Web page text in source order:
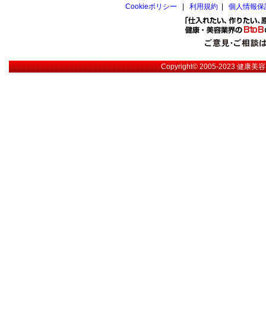
Cookieポリシー
利用規約 個人情報
Copyright© 2005-2023健康美